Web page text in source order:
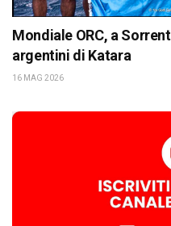
Mondiale ORC, a
argentini di Katara
16 MAG 2026